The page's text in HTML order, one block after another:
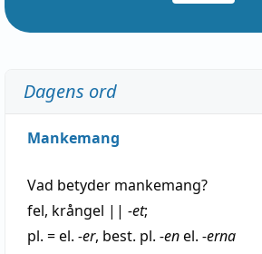
Dagens ord
Mankemang
Vad betyder mankemang?
fel, krångel || -et;
pl. = el. -er, best. pl. -enel. -erna